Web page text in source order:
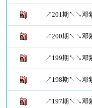
↗201期↖↘邓
↗200期↖↘邓
↗199期↖↘邓
↗198期↖↘邓
↗197期↖↘邓